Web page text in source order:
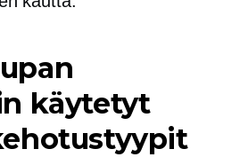
käytetyt